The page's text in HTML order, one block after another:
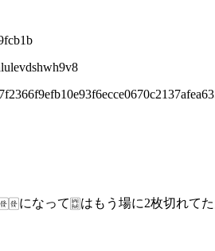
なって🀗はもう場に2枚切れてた